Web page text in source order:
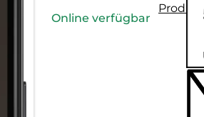
Online verfügbar